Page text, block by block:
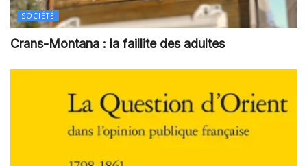
SOCIÉTÉ
Crans-Montana : la faillite des adultes